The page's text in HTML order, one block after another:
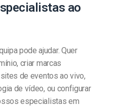
ao
pode ajudar. Quer
criar marcas
de eventos ao vivo,
de vídeo, ou configurar
especialistas em